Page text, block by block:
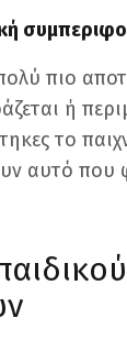
πιο
ή
το
αυτό που